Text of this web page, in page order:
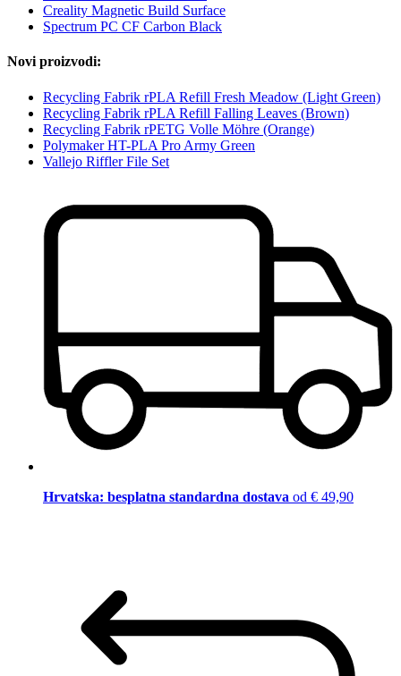
Creality Magnetic Build Surface
Spectrum PC CF Carbon Black
Novi proizvodi:
Recycling Fabrik rPLA Refill Fresh Meadow (Light Green)
Recycling Fabrik rPLA Refill Falling Leaves (Brown)
Recycling Fabrik rPETG Volle Möhre (Orange)
Polymaker HT-PLA Pro Army Green
Vallejo Riffler File Set
Hrvatska: besplatna standardna dostava od € 49,90